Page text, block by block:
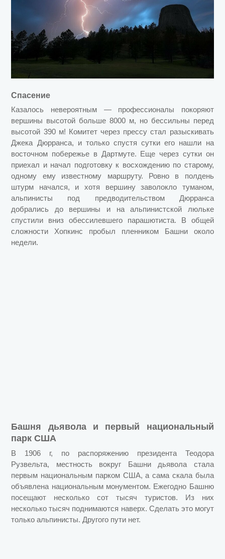
Спасение
Казалось невероятным — профессионалы покоряют
вершины высотой больше 8000 м, но бессильны перед
высотой 390 м! Комитет через прессу стал разыскивать
Джека Дюрранса, и только спустя сутки его нашли на
восточном побережье в Дартмуте. Еще через сутки он
приехал и начал подготовку к восхождению по старому,
одному ему известному маршруту. Ровно в полдень
штурм начался, и хотя вершину заволокло туманом,
альпинисты под предводительством Дюрранса
добрались до вершины и на альпинистской люльке
спустили вниз обессилевшего парашютиста. В общей
сложности Хопкинс пробыл пленником Башни около
недели.
Башня дьявола и первый национальный
парк США
В 1906 г, по распоряжению президента Теодора
Рузвельта, местность вокруг Башни дьявола стала
первым национальным парком США, а сама скала была
объявлена национальным монументом. Ежегодно Башню
посещают несколько сот тысяч туристов. Из них
несколько тысяч поднимаются наверх. Сделать это могут
только альпинисты. Другого пути нет.